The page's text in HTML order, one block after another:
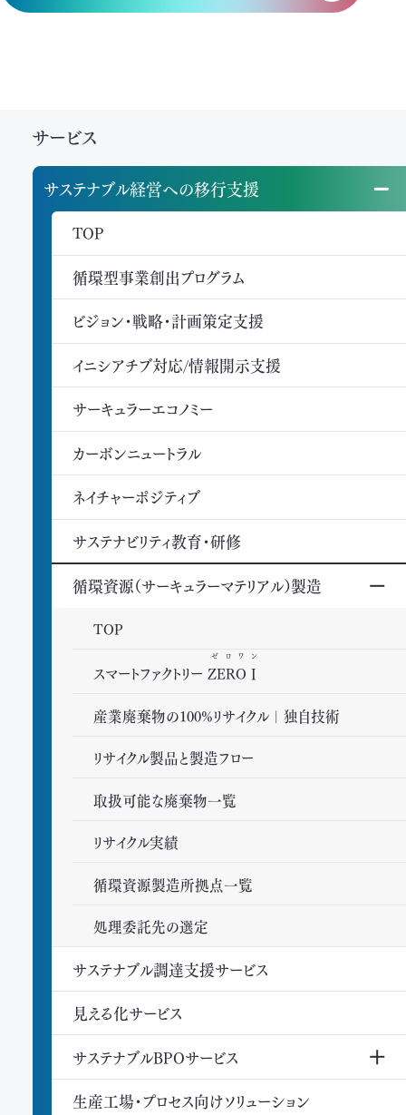
新規事業創出プログラム
イニシアチブ対応/情報開示支援
サーキュラーエコノミー推進支援
ネイチャ―ポジティブ推進支援
TNFDファーストステップキット
見える化サービス
サステナブル調達支援
ダブルゼロ・エミッション目標策定
サステナブルBPO
廃棄物管理ベストウェイ
Biodiversity Collage
Climate Fresk
環境認証審査
事業連携・価値共創
サービス
サステナブル経営への移行支援
TOP
循環型事業創出プログラム
ビジョン・戦略・計画策定支援
イニシアチブ対応/情報開示支援
サーキュラーエコノミー
カーボンニュートラル
ネイチャーポジティブ
サステナビリティ教育・研修
循環資源（サーキュラーマテリアル）製造
TOP
スマートファクトリー ZEROⅠ
ゼロワン
産業廃棄物の100%リサイクル｜独自技術
リサイクル製品と製造フロー
取扱可能な廃棄物一覧
リサイクル実績
循環資源製造所拠点一覧
処理委託先の選定
サステナブル調達支援サービス
見える化サービス
サステナブルBPOサービス
生産工場・プロセス向けソリューション